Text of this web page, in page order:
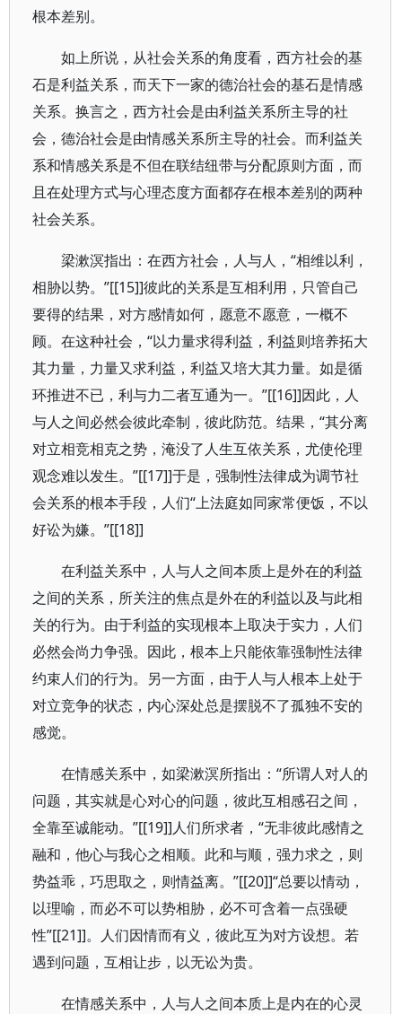
根本差别。
如上所说，从社会关系的角度看，西方社会的基
石是利益关系，而天下一家的德治社会的基石是情感
关系。换言之，西方社会是由利益关系所主导的社
会，德治社会是由情感关系所主导的社会。而利益关
系和情感关系是不但在联结纽带与分配原则方面，而
且在处理方式与心理态度方面都存在根本差别的两种
社会关系。
梁漱溟指出：在西方社会，人与人，“相维以利，
相胁以势。”[[15]]彼此的关系是互相利用，只管自己
要得的结果，对方感情如何，愿意不愿意，一概不
顾。在这种社会，“以力量求得利益，利益则培养拓大
其力量，力量又求利益，利益又培大其力量。如是循
环推进不已，利与力二者互通为一。”[[16]]因此，人
与人之间必然会彼此牵制，彼此防范。结果，“其分离
对立相竞相克之势，淹没了人生互依关系，尤使伦理
观念难以发生。”[[17]]于是，强制性法律成为调节社
会关系的根本手段，人们“上法庭如同家常便饭，不以
好讼为嫌。”[[18]]
在利益关系中，人与人之间本质上是外在的利益
之间的关系，所关注的焦点是外在的利益以及与此相
关的行为。由于利益的实现根本上取决于实力，人们
必然会尚力争强。因此，根本上只能依靠强制性法律
约束人们的行为。另一方面，由于人与人根本上处于
对立竞争的状态，内心深处总是摆脱不了孤独不安的
感觉。
在情感关系中，如梁漱溟所指出：“所谓人对人的
问题，其实就是心对心的问题，彼此互相感召之间，
全靠至诚能动。”[[19]]人们所求者，“无非彼此感情之
融和，他心与我心之相顺。此和与顺，强力求之，则
势益乖，巧思取之，则情益离。”[[20]]“总要以情动，
以理喻，而必不可以势相胁，必不可含着一点强硬
性”[[21]]。人们因情而有义，彼此互为对方设想。若
遇到问题，互相让步，以无讼为贵。
在情感关系中，人与人之间本质上是内在的心灵